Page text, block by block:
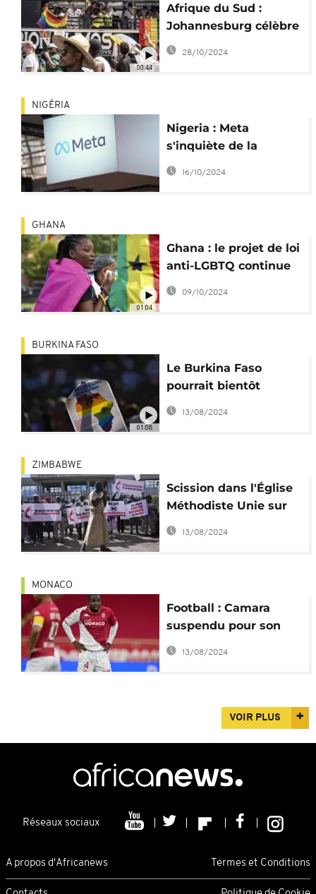
00:44
Afrique du Sud :
Johannesburg célèbre
les 35 ans de sa
Marche des Fiertés
28/10/2024
NIGÉRIA
Nigeria : Meta
s'inquiète de la
présence en ligne
d'une vidéo anti-LGBT
16/10/2024
01:04
GHANA
Ghana : le projet de loi
anti-LGBTQ continue
de faire polémique
09/10/2024
01:08
BURKINA FASO
Le Burkina Faso
pourrait bientôt
criminaliser
l'homosexualité
13/08/2024
ZIMBABWE
Scission dans l'Église
Méthodiste Unie sur
l'intégration des LGBT
13/08/2024
MONACO
Football : Camara
suspendu pour son
boycott du badge
13/08/2024
VOIR PLUS
Réseaux sociaux
A propos d'Africanews Termes et Conditions